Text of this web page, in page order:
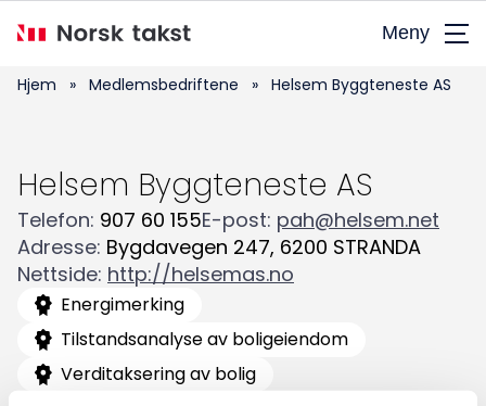
hovedinnhold
Meny
Søk
etter:
Hjem » Medlemsbedriftene » Helsem Byggteneste AS
Helsem Byggteneste AS
Telefon: 907 60 155E-post: pah@helsem.net
Adresse: Bygdavegen 247, 6200 STRANDA
Nettside: http://helsemas.no
Energimerking
Tilstandsanalyse av boligeiendom
Verditaksering av bolig